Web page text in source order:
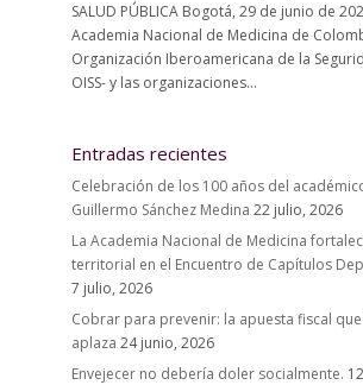
SALUD PÚBLICA Bogotá, 29 de junio de
Academia Nacional de Medicina de
Organización Iberoamericana de la
OISS- y las organizaciones...
Entradas recientes
Celebración de los 100 años del
Guillermo Sánchez Medina 22 julio, 2026
La Academia Nacional de Medicina
territorial en el Encuentro de Capítulos
7 julio, 2026
Cobrar para prevenir: la apuesta fiscal
aplaza 24 junio, 2026
Envejecer no debería doler socialmente.